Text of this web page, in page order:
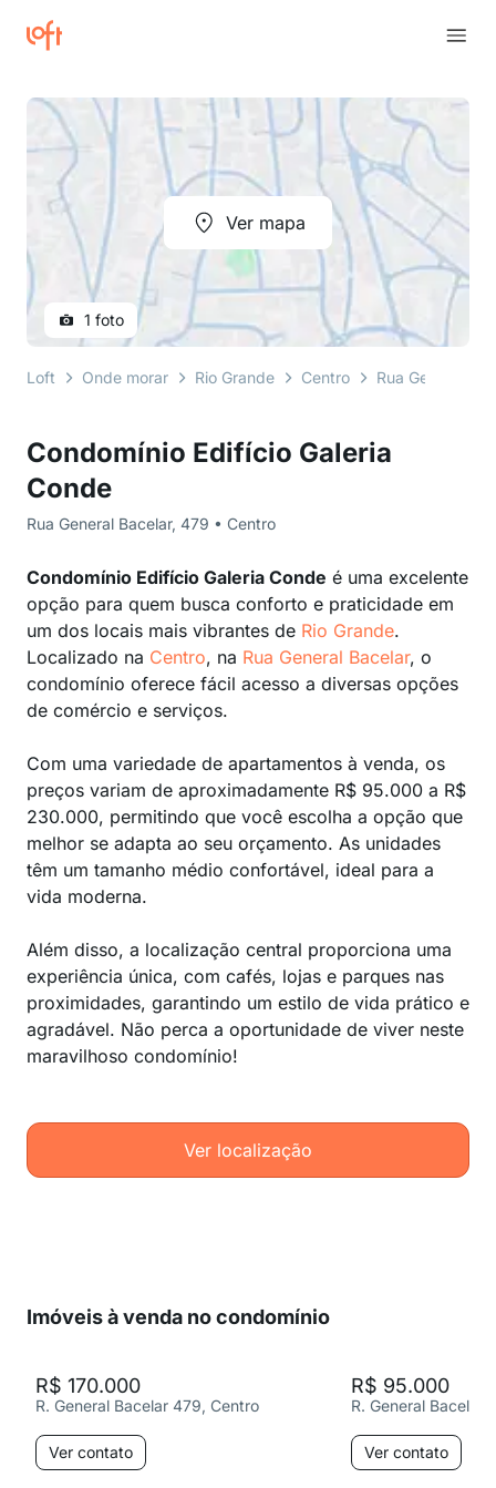
Condomínio Edifício Galeria
Conde
Rua General Bacelar, 479 • Centro
Condomínio Edifício Galeria Conde é uma excelente
opção para quem busca conforto e praticidade em
um dos locais mais vibrantes de Rio Grande.
Localizado na Centro, na Rua General Bacelar, o
condomínio oferece fácil acesso a diversas opções
de comércio e serviços.
Com uma variedade de apartamentos à venda, os
preços variam de aproximadamente R$ 95.000 a R$
230.000, permitindo que você escolha a opção que
melhor se adapta ao seu orçamento. As unidades
têm um tamanho médio confortável, ideal para a
vida moderna.
Além disso, a localização central proporciona uma
experiência única, com cafés, lojas e parques nas
proximidades, garantindo um estilo de vida prático e
agradável. Não perca a oportunidade de viver neste
maravilhoso condomínio!
Ver localização
Ver mapa
1 foto
Loft Onde morar Rio Grande Centro Rua General
Imóveis à venda no condomínio
R$ 170.000
R. General Bacelar 479, Centro
Ver contato
R$ 95.000
R. General Bacelar
Ver contato